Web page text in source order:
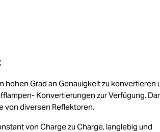
Grad an Genauigkeit zu konvertieren
Konvertierungen zur Verfügung.
von diversen Reflektoren.
von Charge zu Charge, langlebig und